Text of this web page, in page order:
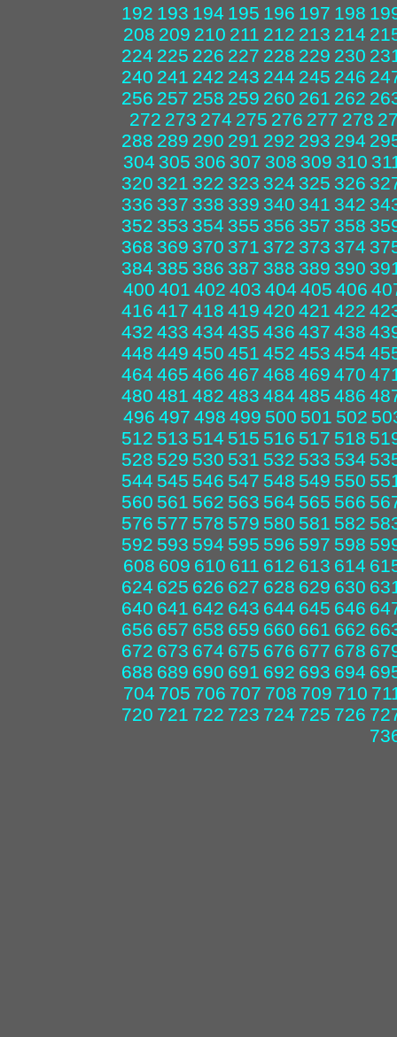
192 193 194 195 196 197 198
208 209 210 211 212 213 214
224 225 226 227 228 229 230
240 241 242 243 244 245 246
256 257 258 259 260 261 262
272 273 274 275 276 277 278
288 289 290 291 292 293 294
304 305 306 307 308 309 310
320 321 322 323 324 325 326
336 337 338 339 340 341 342
352 353 354 355 356 357 358
368 369 370 371 372 373 374
384 385 386 387 388 389 390
400 401 402 403 404 405 406
416 417 418 419 420 421 422
432 433 434 435 436 437 438
448 449 450 451 452 453 454
464 465 466 467 468 469 470
480 481 482 483 484 485 486
496 497 498 499 500 501 502
512 513 514 515 516 517 518
528 529 530 531 532 533 534
544 545 546 547 548 549 550
560 561 562 563 564 565 566
576 577 578 579 580 581 582
592 593 594 595 596 597 598
608 609 610 611 612 613 614
624 625 626 627 628 629 630
640 641 642 643 644 645 646
656 657 658 659 660 661 662
672 673 674 675 676 677 678
688 689 690 691 692 693 694
704 705 706 707 708 709 710
720 721 722 723 724 725 726